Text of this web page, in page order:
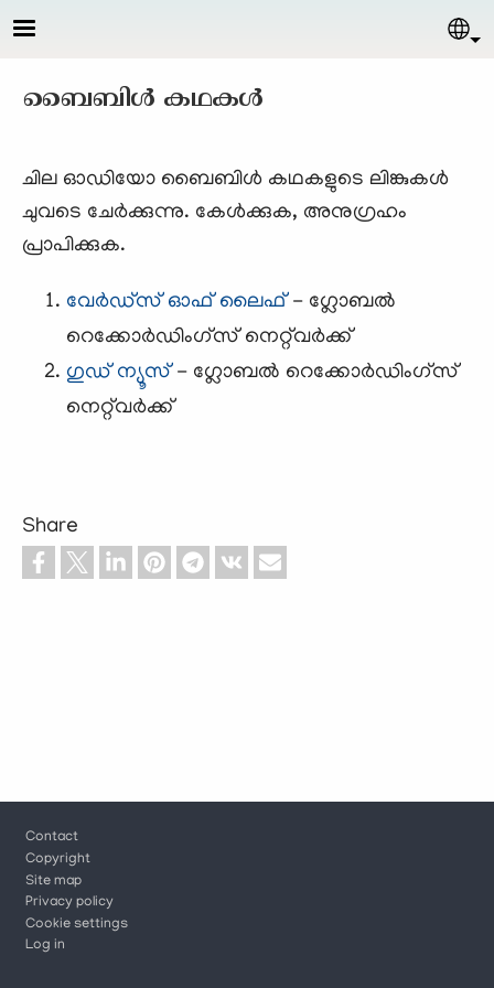
Skip to main content
ബൈബിള്‍ കഥകള്‍
ചില ഓഡിയോ ബൈബിള്‍ കഥകളുടെ ലിങ്കുകള്‍
ചുവടെ ചേര്‍ക്കുന്നു. കേള്‍ക്കുക, അനുഗ്രഹം
പ്രാപിക്കുക.
വേര്‍ഡ്സ് ഓഫ് ലൈഫ്- ഗ്ലോബല്‍
റെക്കോര്‍ഡിംഗ്സ് നെറ്റ്‌വര്‍ക്ക്
ഗുഡ് ന്യൂസ്‌- ഗ്ലോബല്‍ റെക്കോര്‍ഡിംഗ്സ്
നെറ്റ്‌വര്‍ക്ക്
Share
Footer
Contact
Copyright
Site map
Privacy policy
Cookie settings
Log in